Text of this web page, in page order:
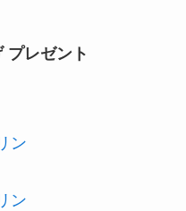
プレゼント
ン
ン